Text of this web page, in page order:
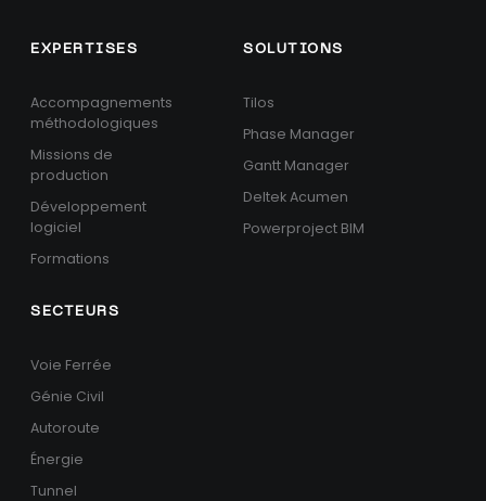
EXPERTISES
Accompagnements
méthodologiques
Missions de
production
Développement
logiciel
Formations
SOLUTIONS
Tilos
Phase Manager
Gantt Manager
Deltek Acumen
Powerproject BIM
SECTEURS
Voie Ferrée
Génie Civil
Autoroute
Énergie
Tunnel